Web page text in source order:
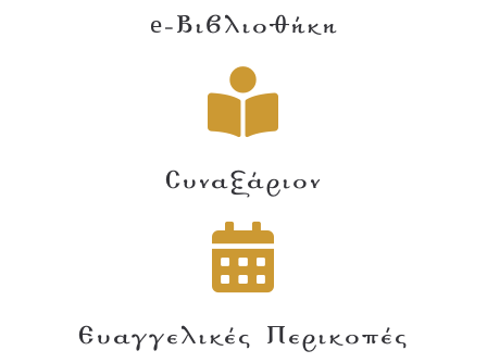
e-Βιβλιοθήκη
Συναξάριον
Ευαγγελικές Περικοπές